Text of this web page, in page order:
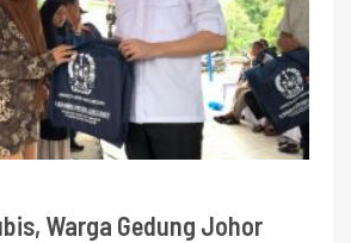
Warga Gedung Johor